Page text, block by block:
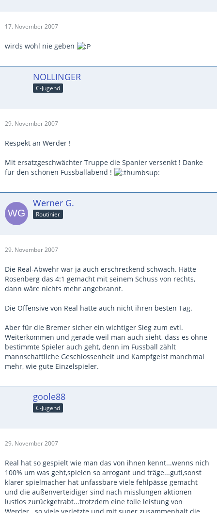
17. November 2007
wirds wohl nie geben
NOLLINGER
C-Jugend
29. November 2007
Respekt an Werder !
Mit ersatzgeschwächter Truppe die Spanier versenkt ! Danke
für den schönen Fussballabend !
Werner G.
Routinier
29. November 2007
Die Real-Abwehr war ja auch erschreckend schwach. Hätte
Rosenberg das 4:1 gemacht mit seinem Schuss von rechts,
dann wäre nichts mehr angebrannt.
Die Offensive von Real hatte auch nicht ihren besten Tag.
Aber für die Bremer sicher ein wichtiger Sieg zum evtl.
Weiterkommen und gerade weil man auch sieht, dass es ohne
bestimmte Spieler auch geht, denn im Fussball zählt
mannschaftliche Geschlossenheit und Kampfgeist manchmal
mehr, wie gute Einzelspieler.
goole88
C-Jugend
29. November 2007
Real hat so gespielt wie man das von ihnen kennt...wenns nich
100% um was geht,spielen so arrogant und träge...guti,sonst
klarer spielmacher hat unfassbare viele fehlpässe gemacht
und die außenverteidiger sind nach misslungen aktionen
lustlos zurückgetrabt...trotzdem eine tolle leistung von
Werder...so viele verletzte und mit super zusammenhalt die